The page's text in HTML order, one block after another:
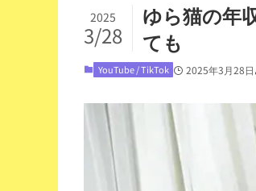
ゆら猫の年
ても
2025
3/28
YouTube / TikTok 2025年3月28日